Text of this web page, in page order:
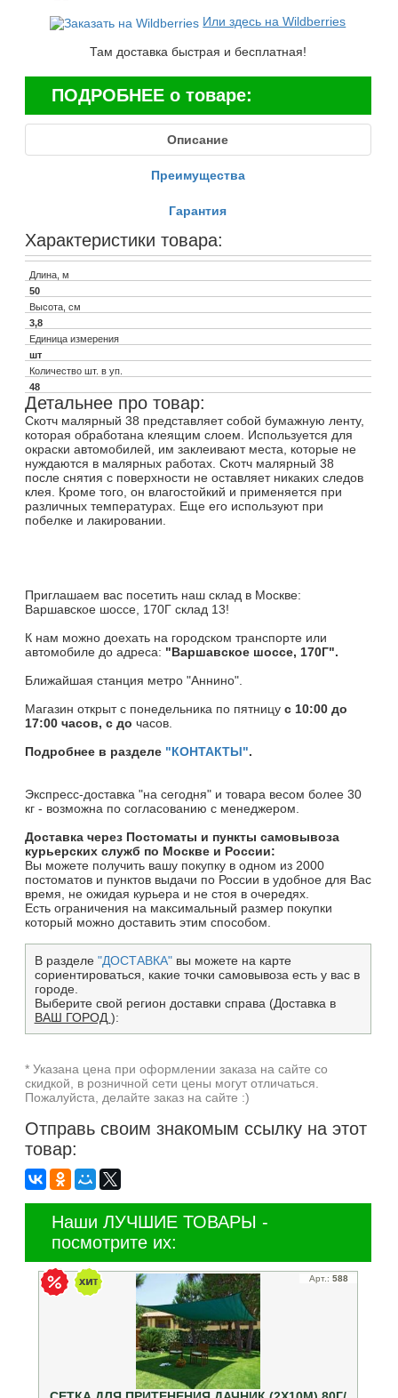
Или здесь на Wildberries
Там доставка быстрая и бесплатная!
ПОДРОБНЕЕ о товаре:
Описание
Преимущества
Гарантия
Характеристики товара:
Длина, м
50
Высота, см
3,8
Единица измерения
шт
Количество шт. в уп.
48
Детальнее про товар:
Скотч малярный 38 представляет собой бумажную ленту,
которая обработана клеящим слоем. Используется для
окраски автомобилей, им заклеивают места, которые не
нуждаются в малярных работах. Скотч малярный 38
после снятия с поверхности не оставляет никаких следов
клея. Кроме того, он влагостойкий и применяется при
различных температурах. Еще его используют при
побелке и лакировании.
Приглашаем вас посетить наш склад в Москве:
Варшавское шоссе, 170Г склад 13!
К нам можно доехать на городском транспорте или
автомобиле до адреса: "Варшавское шоссе, 170Г".
Ближайшая станция метро "Аннино".
Магазин открыт c понедельника по пятницу с 10:00 до
17:00 часов, с до часов.
Подробнее в разделе "КОНТАКТЫ".
Экспресс-доставка "на сегодня" и товара весом более 30
кг - возможна по согласованию с менеджером.
Доставка через Постоматы и пункты самовывоза
курьерских служб по Москве и России:
Вы можете получить вашу покупку в одном из 2000
постоматов и пунктов выдачи по России в удобное для Вас
время, не ожидая курьера и не стоя в очередях.
Есть ограничения на максимальный размер покупки
который можно доставить этим способом.
В разделе "ДОСТАВКА"вы можете на карте
сориентироваться, какие точки самовывоза есть у вас в
городе.
Выберите свой регион доставки справа (Доставка в
ВАШ ГОРОД ):
* Указана цена при оформлении заказа на сайте со
скидкой, в розничной сети цены могут отличаться.
Пожалуйста, делайте заказ на сайте :)
Отправь своим знакомым ссылку на этот
товар:
Наши ЛУЧШИЕ ТОВАРЫ -
посмотрите их:
Арт.: 588